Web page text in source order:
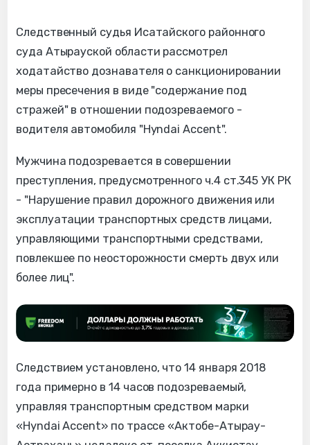
Следственный судья Исатайского районного
суда Атырауской области рассмотрел
ходатайство дознавателя о санкционировании
меры пресечения в виде "содержание под
стражей" в отношении подозреваемого -
водителя автомобиля "Hyndai Accent".
Мужчина подозревается в совершении
преступления, предусмотренного ч.4 ст.345 УК РК
- "Нарушение правил дорожного движения или
эксплуатации транспортных средств лицами,
управляющими транспортными средствами,
повлекшее по неосторожности смерть двух или
более лиц".
Следствием установлено, что 14 января 2018
года примерно в 14 часов подозреваемый,
управляя транспортным средством марки
«Hyndai Accent» по трассе «Актобе-Атырау-